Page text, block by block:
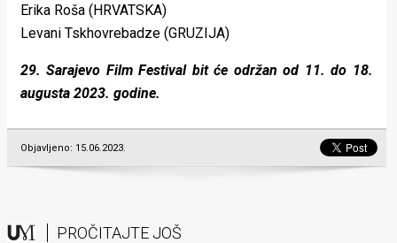
Erika Roša (HRVATSKA)
Levani Tskhovrebadze (GRUZIJA)
29. Sarajevo Film Festival bit će održan od 11. do 18.
augusta 2023. godine.
Objavljeno: 15.06.2023.
PROČITAJTE JOŠ